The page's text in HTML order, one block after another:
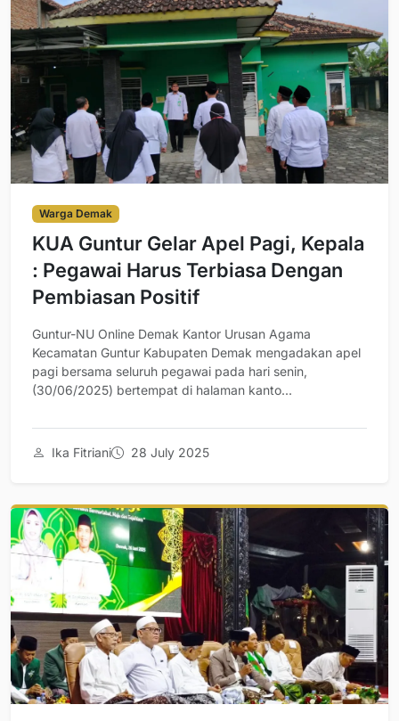
Warga Demak
KUA Guntur Gelar Apel Pagi, Kepala
: Pegawai Harus Terbiasa Dengan
Pembiasan Positif
Guntur-NU Online Demak Kantor Urusan Agama
Kecamatan Guntur Kabupaten Demak mengadakan apel
pagi bersama seluruh pegawai pada hari senin,
(30/06/2025) bertempat di halaman kanto...
Ika Fitriani 28 July 2025